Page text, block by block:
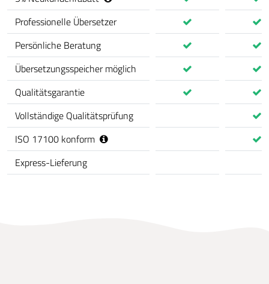
Professionelle Übersetzer
Persönliche Beratung
Übersetzungsspeicher möglich
Qualitätsgarantie
Vollständige Qualitätsprüfung
ISO 17100 konform
Express-Lieferung